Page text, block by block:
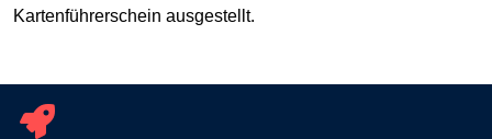
Kartenführerschein ausgestellt.